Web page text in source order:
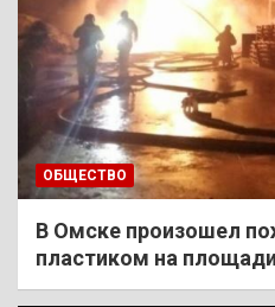
ОБЩЕСТВО
В Омске произошел
пластиком на